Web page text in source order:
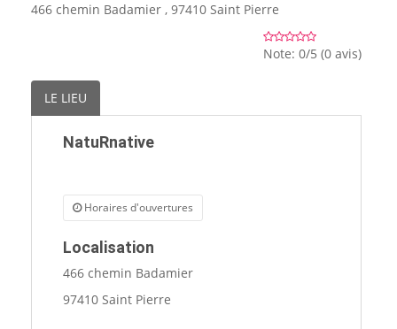
🎈 Événements
466 chemin Badamier , 97410 Saint Pierre
Note: 0/5 (0 avis)
LE LIEU
NatuRnative
Horaires d'ouvertures
Localisation
466 chemin Badamier
97410 Saint Pierre